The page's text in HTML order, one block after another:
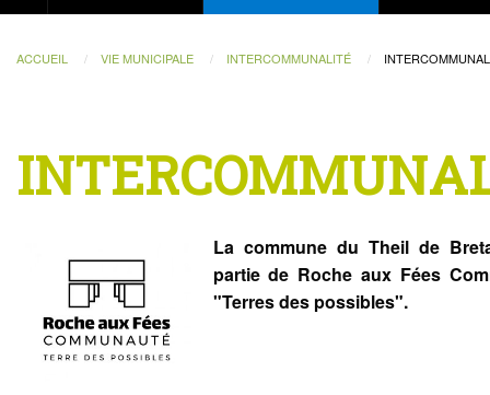
ACCUEIL VIE MUNICIPALE INTERCOMMUNALITÉ
La commune du Theil de
partie de Roche aux Fées
"Terres des possibles".